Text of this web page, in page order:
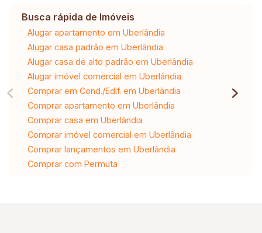
Busca rápida de Imóveis
Alugar apartamento em Uberlândia
Alugar casa padrão em Uberlândia
Alugar casa de alto padrão em Uberlândia
Alugar imóvel comercial em Uberlândia
Comprar em Cond./Edif. em Uberlândia
Comprar apartamento em Uberlândia
Comprar casa em Uberlândia
Comprar imóvel comercial em Uberlândia
Comprar lançamentos em Uberlândia
Comprar com Permuta